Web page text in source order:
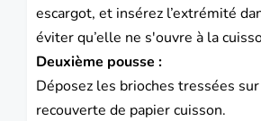
escargot, et insérez l’extrémité
éviter qu’elle ne s'ouvre à la
Deuxième pousse :
Déposez les brioches tressées
recouverte de papier cuisson.